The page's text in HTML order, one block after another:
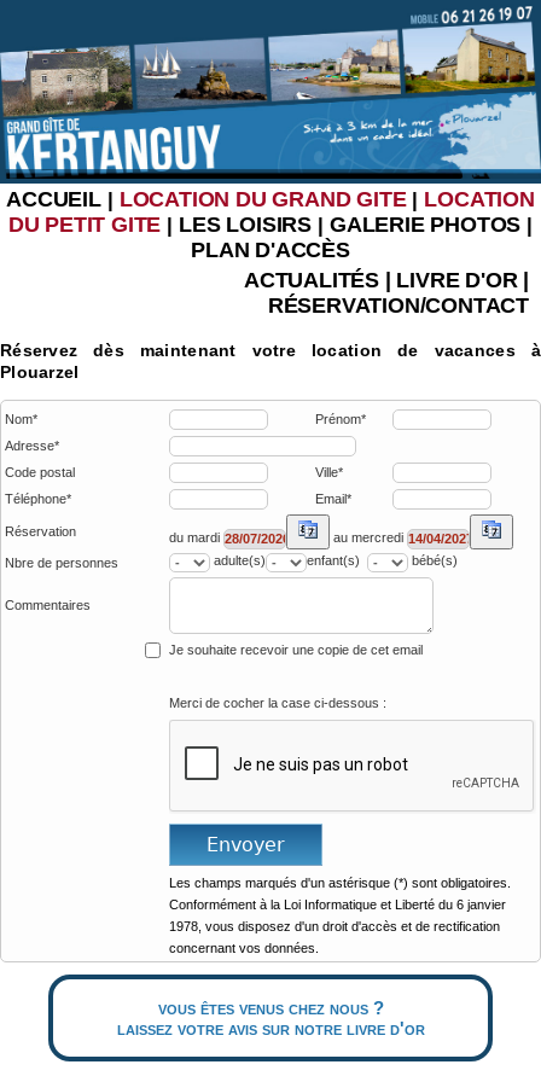
ACCUEIL| LOCATION DU GRAND GITE| LOCATION
DU PETIT GITE | LES LOISIRS | GALERIE PHOTOS |
PLAN D'ACCÈS
ACTUALITÉS| LIVRE D'OR|
RÉSERVATION/CONTACT
Réservez dès maintenant votre location de vacances à
Plouarzel
Nom*
Prénom*
Adresse*
Code postal
Ville*
Téléphone*
Email*
Réservation du mardi
au mercredi
Nbre de personnes
adulte(s) enfant(s) bébé(s)
Commentaires
Je souhaite recevoir une copie de cet email
Merci de cocher la case ci-dessous :
Les champs marqués d'un astérisque (*) sont obligatoires.
Conformément à la Loi Informatique et Liberté du 6 janvier
1978, vous disposez d'un droit d'accès et de rectification
concernant vos données.
vous êtes venus chez nous ?
laissez votre avis sur notre livre d'or